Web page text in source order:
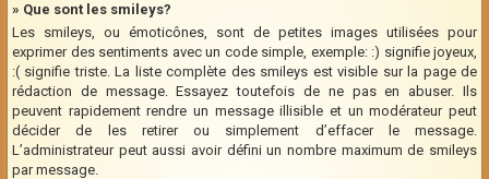
» Que sont les smileys?
Les smileys, ou émoticônes, sont de petites images utilisées pour
exprimer des sentiments avec un code simple, exemple: :) signifie joyeux,
:( signifie triste. La liste complète des smileys est visible sur la page de
rédaction de message. Essayez toutefois de ne pas en abuser. Ils
peuvent rapidement rendre un message illisible et un modérateur peut
décider de les retirer ou simplement d’effacer le message.
L’administrateur peut aussi avoir défini un nombre maximum de smileys
par message.